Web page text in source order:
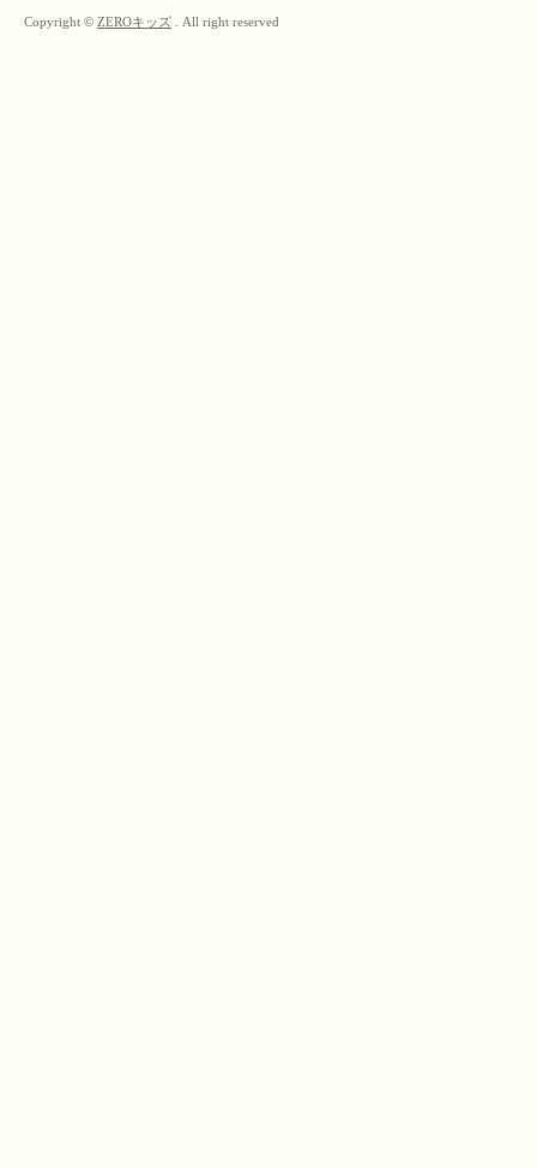
Copyright © ZEROキッズ . All right reserved